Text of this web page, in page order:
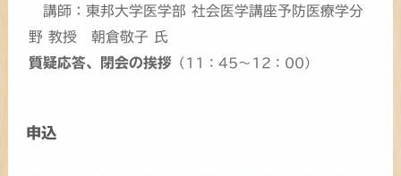
講師：東邦大学医学部 社会医学講座予防医療学分
野 教授 朝倉敬子 氏
質疑応答、閉会の挨拶 （11：45～12：00）
申込